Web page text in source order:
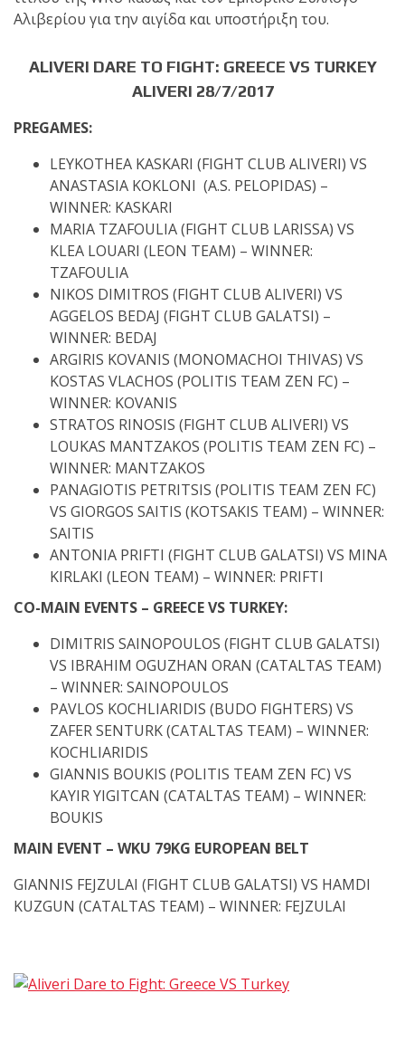
Αλιβερίου για την αιγίδα και υποστήριξη του.
ALIVERI DARE TO FIGHT: GREECE VS TURKEY
ALIVERI 28/7/2017
PREGAMES:
LEYKOTHEA KASKARI (FIGHT CLUB ALIVERI) VS
ANASTASIA KOKLONI (A.S. PELOPIDAS) –
WINNER: KASKARI
MARIA TZAFOULIA (FIGHT CLUB LARISSA) VS
KLEA LOUARI (LEON TEAM) – WINNER:
TZAFOULIA
NIKOS DIMITROS (FIGHT CLUB ALIVERI) VS
AGGELOS BEDAJ (FIGHT CLUB GALATSI) –
WINNER: BEDAJ
ARGIRIS KOVANIS (MONOMACHOI THIVAS) VS
KOSTAS VLACHOS (POLITIS TEAM ZEN FC) –
WINNER: KOVANIS
STRATOS RINOSIS (FIGHT CLUB ALIVERI) VS
LOUKAS MANTZAKOS (POLITIS TEAM ZEN FC) –
WINNER: MANTZAKOS
PANAGIOTIS PETRITSIS (POLITIS TEAM ZEN FC)
VS GIORGOS SAITIS (KOTSAKIS TEAM) – WINNER:
SAITIS
ANTONIA PRIFTI (FIGHT CLUB GALATSI) VS MINA
KIRLAKI (LEON TEAM) – WINNER: PRIFTI
CO-MAIN EVENTS – GREECE VS TURKEY:
DIMITRIS SAINOPOULOS (FIGHT CLUB GALATSI)
VS IBRAHIM OGUZHAN ORAN (CATALTAS TEAM)
– WINNER: SAINOPOULOS
PAVLOS KOCHLIARIDIS (BUDO FIGHTERS) VS
ZAFER SENTURK (CATALTAS TEAM) – WINNER:
KOCHLIARIDIS
GIANNIS BOUKIS (POLITIS TEAM ZEN FC) VS
KAYIR YIGITCAN (CATALTAS TEAM) – WINNER:
BOUKIS
MAIN EVENT – WKU 79KG EUROPEAN BELT
GIANNIS FEJZULAI (FIGHT CLUB GALATSI) VS HAMDI
KUZGUN (CATALTAS TEAM) – WINNER: FEJZULAI